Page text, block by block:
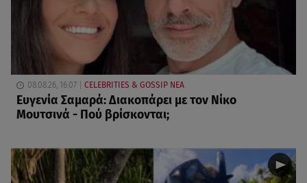
08.08.26, 16:07 CELEBRITIES & GOSSIP ΝΕΑ
Ευγενία Σαμαρά: Διακοπάρει με τον Νίκο
Μουτσινά - Πού βρίσκονται;